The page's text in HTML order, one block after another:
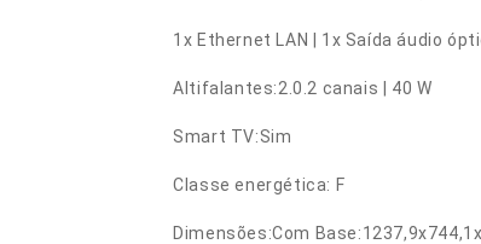
1x Ethernet LAN | 1x Saída áudio
Altifalantes:2.0.2 canais | 40 W
Smart TV:Sim
Classe energética: F
Dimensões:Com